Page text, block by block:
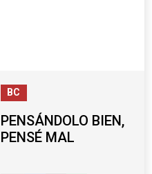
BC
PENSÁNDOLO BIEN,
PENSÉ MAL